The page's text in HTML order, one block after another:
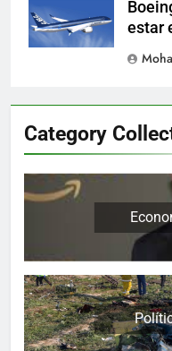
estar
Category